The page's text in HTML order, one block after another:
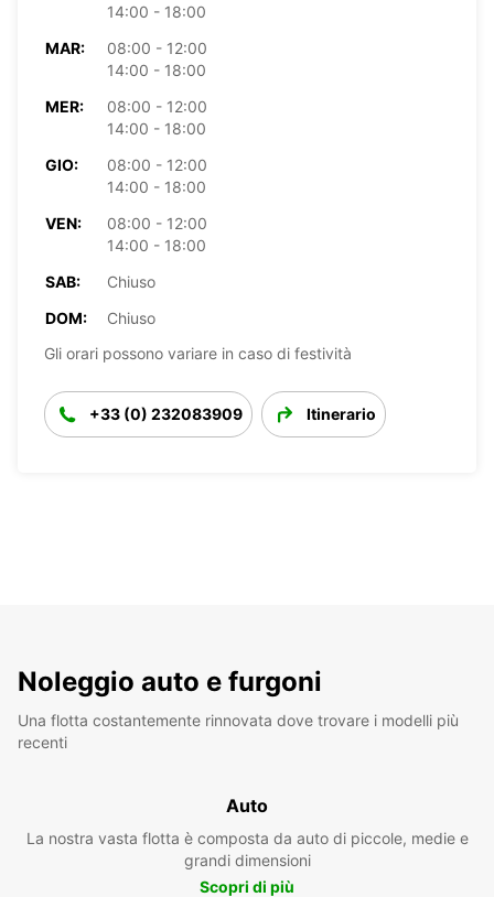
14:00 - 18:00
MAR:
08:00 - 12:00
14:00 - 18:00
MER:
08:00 - 12:00
14:00 - 18:00
GIO:
08:00 - 12:00
14:00 - 18:00
VEN:
08:00 - 12:00
14:00 - 18:00
SAB:
Chiuso
DOM:
Chiuso
Gli orari possono variare in caso di festività
+33 (0) 232083909 Itinerario
Noleggio auto e furgoni
Una flotta costantemente rinnovata dove trovare i modelli più
recenti
Auto
La nostra vasta flotta è composta da auto di piccole, medie e
grandi dimensioni
Scopri di più